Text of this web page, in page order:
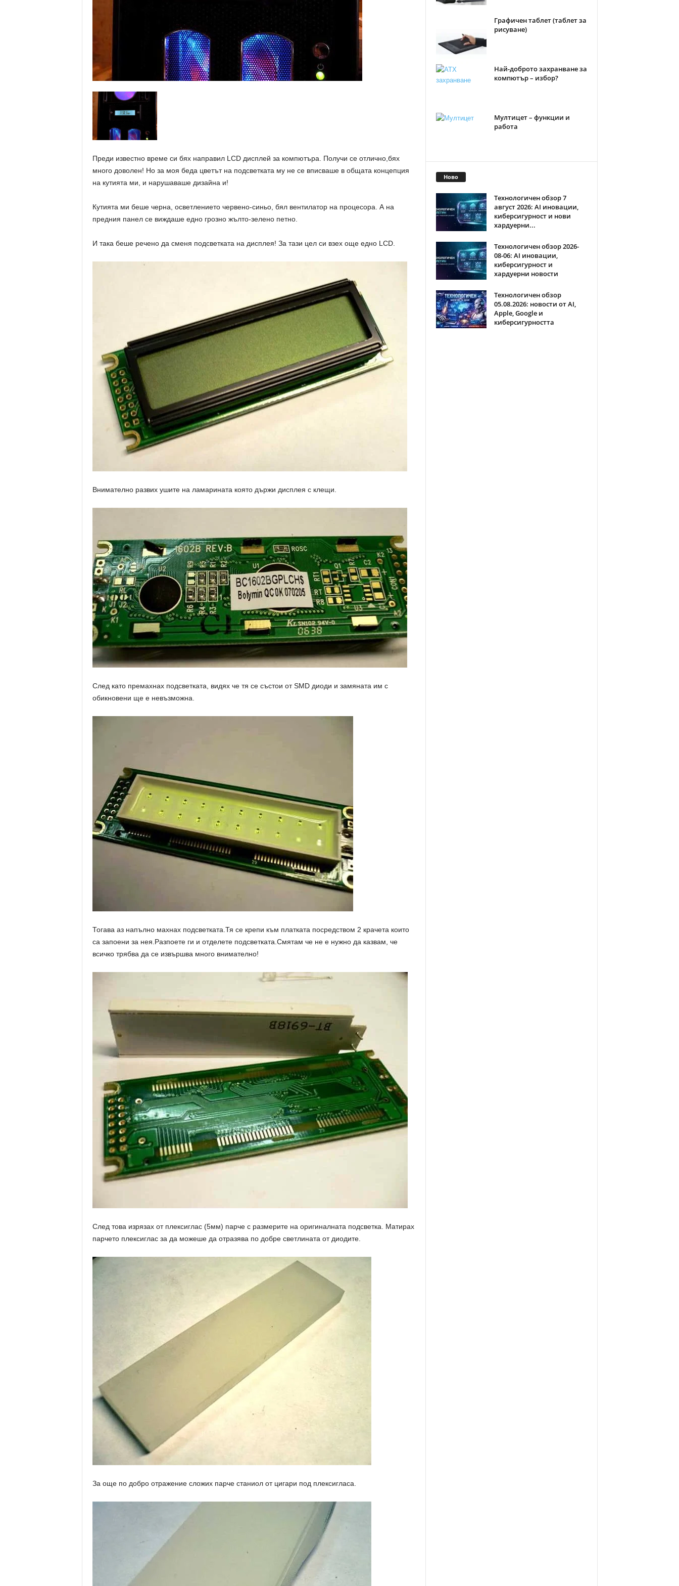
Преди известно време си бях направил LCD дисплей за компютъра. Получи се отлично,бях
много доволен! Но за моя беда цветът на подсветката му не се вписваше в общата концепция
на кутията ми, и нарушаваше дизайна и!
Кутията ми беше черна, осветлението червено-синьо, бял вентилатор на процесора. А на
предния панел се виждаше едно грозно жълто-зелено петно.
И така беше речено да сменя подсветката на дисплея! За тази цел си взех още едно LCD.
Внимателно развих ушите на ламарината която държи дисплея с клещи.
След като премахнах подсветката, видях че тя се състои от SMD диоди и замяната им с
обикновени ще е невъзможна.
Тогава аз напълно махнах подсветката.Тя се крепи към платката посредством 2 крачета които
са запоени за нея.Разпоете ги и отделете подсветката.Смятам че не е нужно да казвам, че
всичко трябва да се извършва много внимателно!
След това изрязах от плексиглас (5мм) парче с размерите на оригиналната подсветка. Матирах
парчето плексиглас за да можеше да отразява по добре светлината от диодите.
За още по добро отражение сложих парче станиол от цигари под плексигласа.
Графичен таблет (таблет за
рисуване)
Най-доброто захранване за
компютър – избор?
Мултицет – функции и
работа
Ново
Технологичен обзор 7
август 2026: AI иновации,
киберсигурност и нови
хардуерни...
Технологичен обзор 2026-
08-06: AI иновации,
киберсигурност и
хардуерни новости
Технологичен обзор
05.08.2026: новости от AI,
Apple, Google и
киберсигурността